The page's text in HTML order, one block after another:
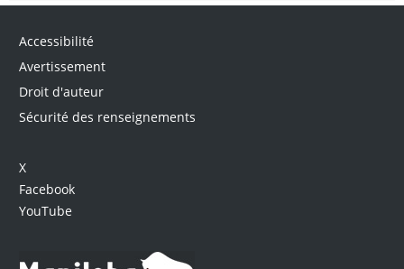
Accessibilité
Avertissement
Droit d'auteur
Sécurité des renseignements
X
Facebook
YouTube